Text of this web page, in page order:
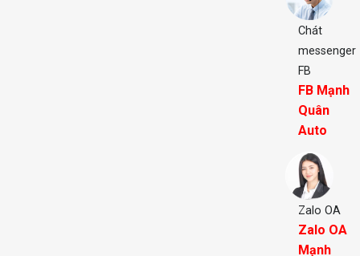
Chát
messenger
FB
FB Mạnh
Quân
Auto
Zalo OA
Zalo OA
Mạnh